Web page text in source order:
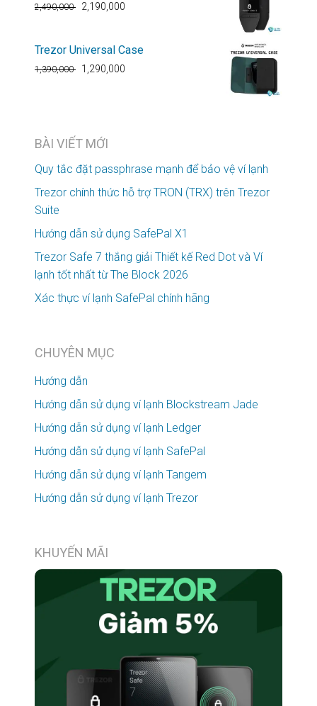
2,490,000 2,190,000
Trezor Universal Case
1,390,000 1,290,000
BÀI VIẾT MỚI
Quy tắc đặt passphrase mạnh để bảo vệ ví lạnh
Trezor chính thức hỗ trợ TRON (TRX) trên Trezor
Suite
Hướng dẫn sử dụng SafePal X1
Trezor Safe 7 thắng giải Thiết kế Red Dot và Ví
lạnh tốt nhất từ The Block 2026
Xác thực ví lạnh SafePal chính hãng
CHUYÊN MỤC
Hướng dẫn
Hướng dẫn sử dụng ví lạnh Blockstream Jade
Hướng dẫn sử dụng ví lạnh Ledger
Hướng dẫn sử dụng ví lạnh SafePal
Hướng dẫn sử dụng ví lạnh Tangem
Hướng dẫn sử dụng ví lạnh Trezor
KHUYẾN MÃI